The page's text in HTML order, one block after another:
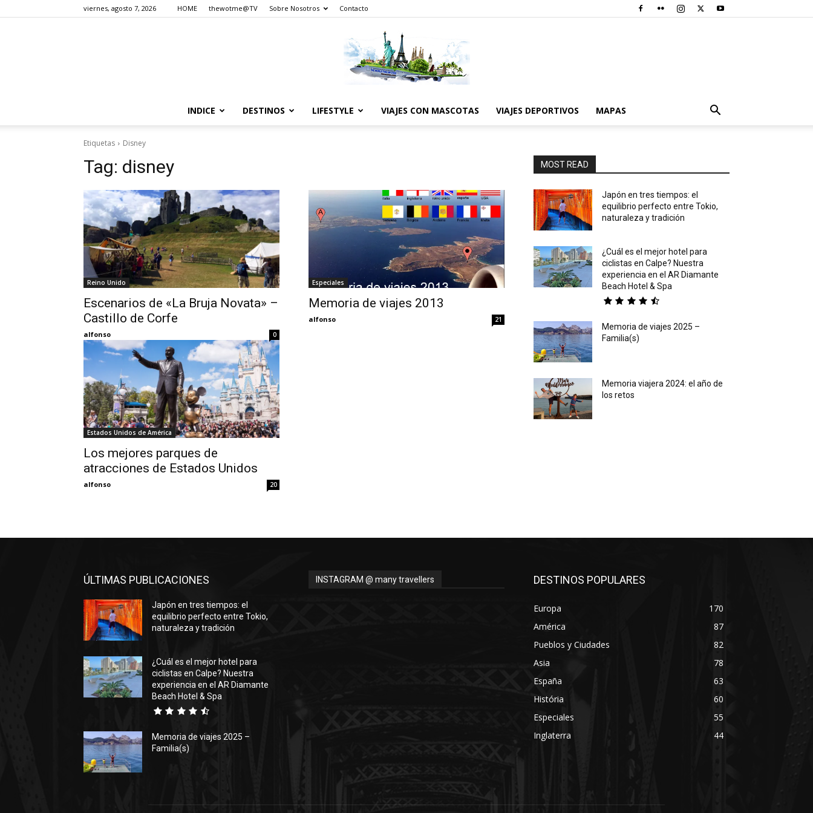
viernes, agosto 7, 2026 HOME thewotme@TV Sobre Nosotros Contacto
World
Thru
INDICE DESTINOS LIFESTYLE VIAJES CON MASCOTAS VIAJES DEPORTIVOS MAPAS
Etiquetas Disney
Tag: disney
Reino Unido
Escenarios de «La Bruja Novata» –
Castillo de Corfe
alfonso 0
Especiales
Memoria de viajes 2013
alfonso 21
Estados Unidos de América
Los mejores parques de
atracciones de Estados Unidos
alfonso 20
MOST READ
Japón en tres tiempos: el
equilibrio perfecto entre Tokio,
naturaleza y tradición
¿Cuál es el mejor hotel para
ciclistas en Calpe? Nuestra
experiencia en el AR Diamante
Beach Hotel & Spa
Memoria de viajes 2025 –
Familia(s)
Memoria viajera 2024: el año de
los retos
ÚLTIMAS PUBLICACIONES
Japón en tres tiempos: el
equilibrio perfecto entre Tokio,
naturaleza y tradición
¿Cuál es el mejor hotel para
ciclistas en Calpe? Nuestra
experiencia en el AR Diamante
Beach Hotel & Spa
Memoria de viajes 2025 –
Familia(s)
INSTAGRAM @ many travellers DESTINOS POPULARES
Europa
170
América
87
Pueblos y Ciudades
82
Asia
78
España
63
História
60
Especiales
55
Inglaterra
44